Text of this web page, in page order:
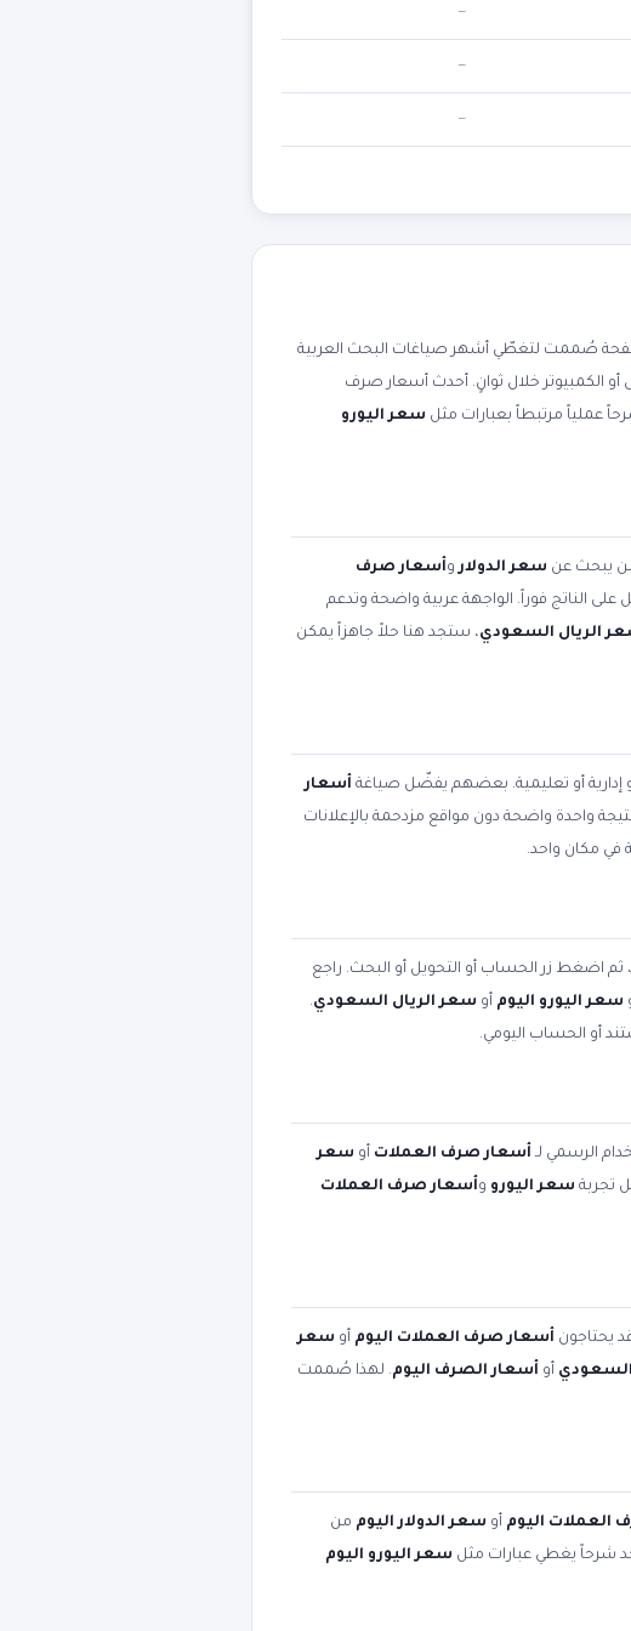
—
—
—
صُممت لتغطّي أشهر صياغات البحث العربية
الكمبيوتر خلال ثوانٍ. أحدث أسعار صرف
سعر اليورو
يبحث عن سعر الدولاروأسعار صرف
الناتج فوراً. الواجهة عربية واضحة وتدعم
الريال السعودي، ستجد هنا حلاً جاهزاً يمكن
إدارية أو تعليمية. بعضهم يفضّل صياغة أسعار
نتيجة واحدة واضحة دون مواقع مزدحمة بالإعلانات
في مكان واحد.
ثم اضغط زر الحساب أو التحويل أو البحث. راجع
سعر اليورو اليوم أو سعر الريال السعودي.
أو الحساب اليومي.
الرسمي لـ أسعار صرف العملات أو سعر
تجربة سعر اليورو وأسعار صرف العملات
يحتاجون أسعار صرف العملات اليوم أو سعر
السعودي أو أسعار الصرف اليوم. لهذا صُممت
العملات اليوم أو سعر الدولار اليوم من
شرحاً يغطي عبارات مثل سعر اليورو اليوم